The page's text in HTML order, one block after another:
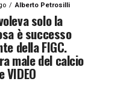
Alberto Petrosilli
solo la
è successo
della FIGC.
male del calcio
VIDEO